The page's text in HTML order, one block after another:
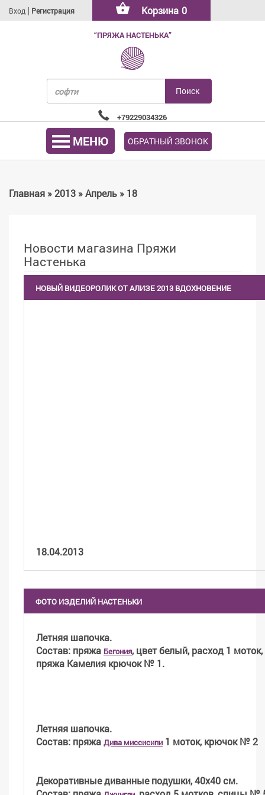
Вход | Регистрация Корзина 0
“ПРЯЖА НАСТЕНЬКА”
+79229034326
МЕНЮ ОБРАТНЫЙ ЗВОНОК
Главная»2013»Апрель» 18
Новости магазина Пряжи
Настенька
НОВЫЙ ВИДЕОРОЛИК ОТ АЛИЗЕ 2013 ВДОХНОВЕНИЕ
18.04.2013
ФОТО ИЗДЕЛИЙ НАСТЕНЬКИ
Летняя шапочка.
Состав: пряжа Бегония, цвет белый, расход 1
пряжа Камелия крючок № 1.
Летняя шапочка.
Состав: пряжа Дива миссисипи 1 моток, крючок № 2
Декоративные диванные подушки, 40х40 см.